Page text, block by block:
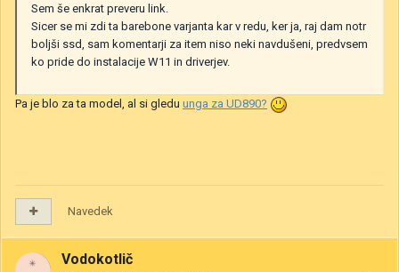
Sem še enkrat preveru link.
Sicer se mi zdi ta barebone varjanta kar v redu, ker ja, raj dam notr
boljši ssd, sam komentarji za item niso neki navdušeni, predvsem
ko pride do instalacije W11 in driverjev.
Pa je blo za ta model, al si gledu unga za UD890?
Navedek
Vodokotlič